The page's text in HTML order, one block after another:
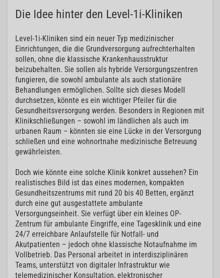
Die Idee hinter den Level-1i-Kliniken
Level-1i-Kliniken sind ein neuer Typ medizinischer
Einrichtungen, die die Grundversorgung aufrechterhalten
sollen, ohne die klassische Krankenhausstruktur
beizubehalten. Sie sollen als hybride Versorgungszentren
fungieren, die sowohl ambulante als auch stationäre
Behandlungen ermöglichen. Sollte sich dieses Modell
durchsetzen, könnte es ein wichtiger Pfeiler für die
Gesundheitsversorgung werden. Besonders in Regionen mit
Klinikschließungen – sowohl im ländlichen als auch im
urbanen Raum – könnten sie eine Lücke in der Versorgung
schließen und eine wohnortnahe medizinische Betreuung
gewährleisten.
Doch wie könnte eine solche Klinik konkret aussehen? Ein
realistisches Bild ist das eines modernen, kompakten
Gesundheitszentrums mit rund 20 bis 40 Betten, ergänzt
durch eine gut ausgestattete ambulante
Versorgungseinheit. Sie verfügt über ein kleines OP-
Zentrum für ambulante Eingriffe, eine Tagesklinik und eine
24/7 erreichbare Anlaufstelle für Notfall- und
Akutpatienten – jedoch ohne klassische Notaufnahme im
Vollbetrieb. Das Personal arbeitet in interdisziplinären
Teams, unterstützt von digitaler Infrastruktur wie
telemedizinischer Konsultation, elektronischer